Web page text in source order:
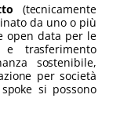
(tecnicamente
da uno o più
open data per le
trasferimento
sostenibile,
per società
si possono